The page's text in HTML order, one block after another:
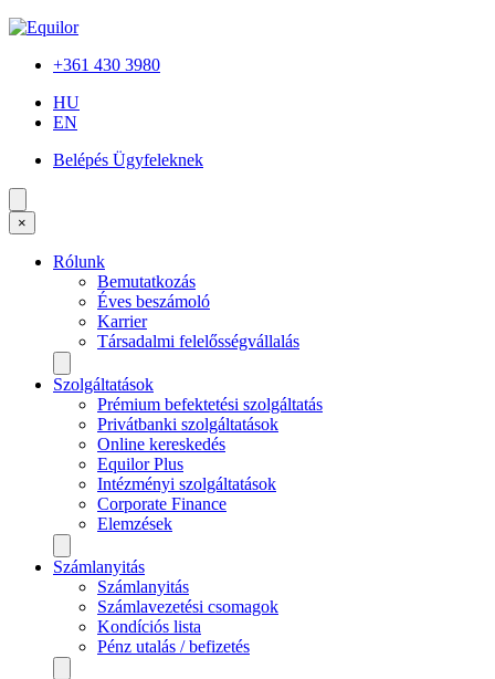
+361 430 3980
HU
EN
Belépés Ügyfeleknek
×
Rólunk
Bemutatkozás
Éves beszámoló
Karrier
Társadalmi felelősségvállalás
Szolgáltatások
Prémium befektetési szolgáltatás
Privátbanki szolgáltatások
Online kereskedés
Equilor Plus
Intézményi szolgáltatások
Corporate Finance
Elemzések
Számlanyitás
Számlanyitás
Számlavezetési csomagok
Kondíciós lista
Pénz utalás / befizetés